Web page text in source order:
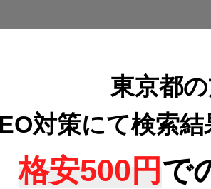
東京都
対策にて検索結
格安500円で